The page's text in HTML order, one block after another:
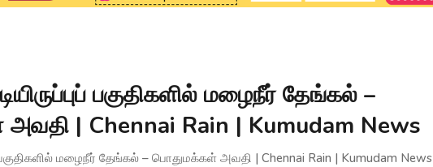
பகுதிகளில் மழைநீர் தேங்கல் –
| Chennai Rain | Kumudam News
பகுதிகளில் மழைநீர் தேங்கல் – பொதுமக்கள் அவதி | Chennai Rain | Kumudam News